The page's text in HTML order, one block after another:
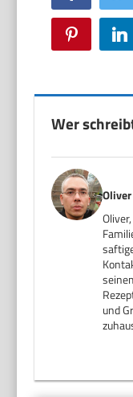
Pinterest
Wer
Oliver
und